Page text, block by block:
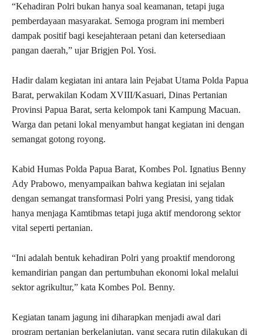
“Kehadiran Polri bukan hanya soal keamanan, tetapi juga
pemberdayaan masyarakat. Semoga program ini memberi
dampak positif bagi kesejahteraan petani dan ketersediaan
pangan daerah,” ujar Brigjen Pol. Yosi.
Hadir dalam kegiatan ini antara lain Pejabat Utama Polda Papua
Barat, perwakilan Kodam XVIII/Kasuari, Dinas Pertanian
Provinsi Papua Barat, serta kelompok tani Kampung Macuan.
Warga dan petani lokal menyambut hangat kegiatan ini dengan
semangat gotong royong.
Kabid Humas Polda Papua Barat, Kombes Pol. Ignatius Benny
Ady Prabowo, menyampaikan bahwa kegiatan ini sejalan
dengan semangat transformasi Polri yang Presisi, yang tidak
hanya menjaga Kamtibmas tetapi juga aktif mendorong sektor
vital seperti pertanian.
“Ini adalah bentuk kehadiran Polri yang proaktif mendorong
kemandirian pangan dan pertumbuhan ekonomi lokal melalui
sektor agrikultur,” kata Kombes Pol. Benny.
Kegiatan tanam jagung ini diharapkan menjadi awal dari
program pertanian berkelanjutan, yang secara rutin dilakukan di